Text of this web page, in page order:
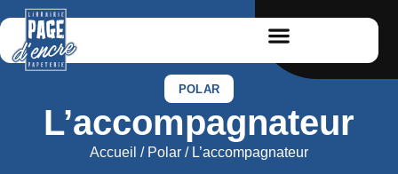
POLAR
L’accompagnateur
Accueil / Polar / L’accompagnateur